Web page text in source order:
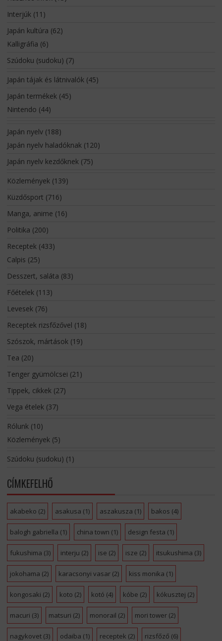
Interjúk(11)
Japán kultúra (62)
Kalligráfia (6)
Szúdoku (sudoku) (7)
Japán tájak és látnivalók(45)
Japán termékek(45)
Nintendo (44)
Japán nyelv(188)
Japán nyelv haladóknak(120)
Japán nyelv kezdőknek(75)
Közlemények(139)
Küzdősport (716)
Manga, anime (16)
Politika (200)
Receptek(433)
Calpis (25)
Desszert, saláta (83)
Főételek(113)
Levesek(76)
Receptek rizsfőzővel (18)
Szószok, mártások(19)
Tea (20)
Tenger gyümölcsei (21)
Tippek, cikkek(27)
Vega ételek(37)
Rólunk(10)
Közlemények(5)
Szúdoku (sudoku) (1)
CÍMKEFELHŐ
akabeko (2) asakusa (1) aszakusza (1) bakos (4)
balogh gabriella (1) china town (1) design festa (1)
fukushima (3) interju (2) ise (2) isze (2) itsukushima (3)
jokohama (2) karacsonyi vasar(2) kiss monika (1)
kongosaki (2) koto (2) kotó (4) kóbe (2) kókusztej (2)
macuri (3) matsuri (2) monorail (2) mori tower(2)
nagykovet(3) odaiba (1) receptek (2) rizsfőző (6)